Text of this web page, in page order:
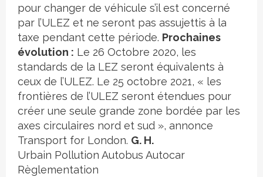
pour changer de véhicule s’il est concerné
par l’ULEZ et ne seront pas assujettis à la
taxe pendant cette période. Prochaines
évolution : Le 26 Octobre 2020, les
standards de la LEZ seront équivalents à
ceux de l’ULEZ. Le 25 octobre 2021, « les
frontières de l’ULEZ seront étendues pour
créer une seule grande zone bordée par les
axes circulaires nord et sud », annonce
Transport for London. G. H.
Urbain Pollution Autobus Autocar
Règlementation